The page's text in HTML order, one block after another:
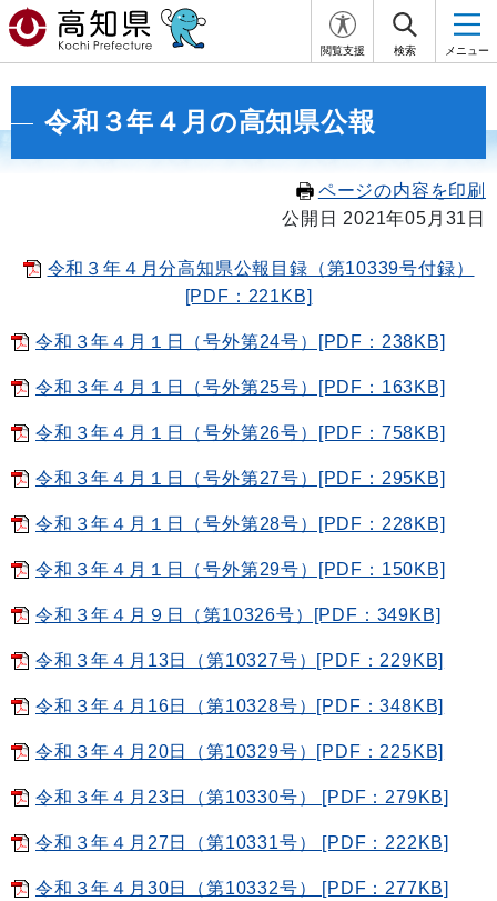
閲覧支援 検索 メニュー
令和３年４月の高知県公報
ページの内容を印刷
公開日 2021年05月31日
令和３年４月分高知県公報目録（第10339号付録）
[PDF：221KB]
令和３年４月１日（号外第24号）[PDF：238KB]
令和３年４月１日（号外第25号）[PDF：163KB]
令和３年４月１日（号外第26号）[PDF：758KB]
令和３年４月１日（号外第27号）[PDF：295KB]
令和３年４月１日（号外第28号）[PDF：228KB]
令和３年４月１日（号外第29号）[PDF：150KB]
令和３年４月９日（第10326号）[PDF：349KB]
令和３年４月13日（第10327号）[PDF：229KB]
令和３年４月16日（第10328号）[PDF：348KB]
令和３年４月20日（第10329号）[PDF：225KB]
令和３年４月23日（第10330号） [PDF：279KB]
令和３年４月27日（第10331号） [PDF：222KB]
令和３年４月30日（第10332号） [PDF：277KB]